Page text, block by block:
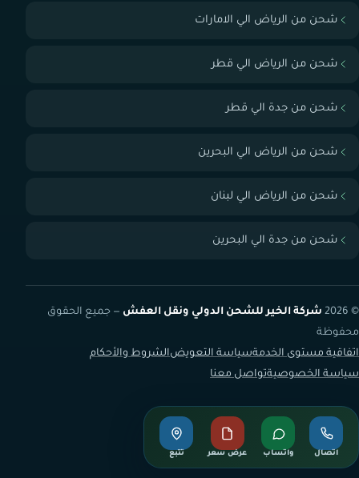
شحن من الرياض الي الامارات
شحن من الرياض الي قطر
شحن من جدة الي قطر
شحن من الرياض الي البحرين
شحن من الرياض الي لبنان
شحن من جدة الي البحرين
© 2026 شركة الخير للشحن الدولي ونقل العفش — جميع الحقوق
محفوظة
اتفاقية مستوى الخدمةسياسة التعويضالشروط والأحكام
سياسة الخصوصيةتواصل معنا
اتصال واتساب عرض سعر تتبع